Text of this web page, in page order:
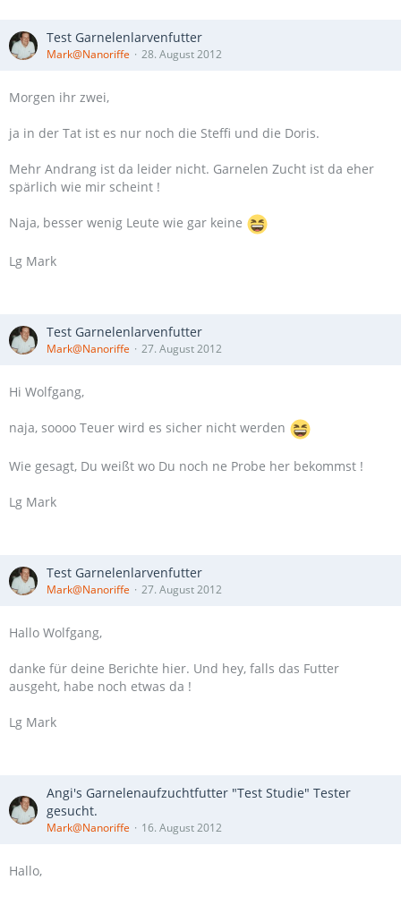
Test Garnelenlarvenfutter
Mark@Nanoriffe 28. August 2012
Morgen ihr zwei,
ja in der Tat ist es nur noch die Steffi und die Doris.
Mehr Andrang ist da leider nicht. Garnelen Zucht ist da eher
spärlich wie mir scheint !
Naja, besser wenig Leute wie gar keine
Lg Mark
Test Garnelenlarvenfutter
Mark@Nanoriffe 27. August 2012
Hi Wolfgang,
naja, soooo Teuer wird es sicher nicht werden
Wie gesagt, Du weißt wo Du noch ne Probe her bekommst !
Lg Mark
Test Garnelenlarvenfutter
Mark@Nanoriffe 27. August 2012
Hallo Wolfgang,
danke für deine Berichte hier. Und hey, falls das Futter
ausgeht, habe noch etwas da !
Lg Mark
Angi's Garnelenaufzuchtfutter "Test Studie" Tester
gesucht.
Mark@Nanoriffe 16. August 2012
Hallo,